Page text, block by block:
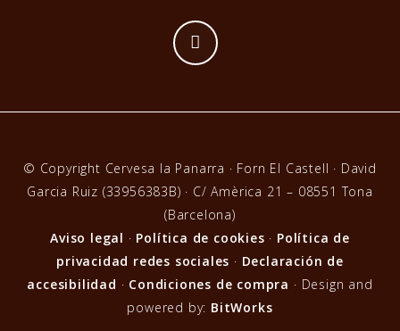
© Copyright Cervesa la Panarra · Forn El Castell · David
Garcia Ruiz (33956383B) · C/ Amèrica 21 – 08551 Tona
(Barcelona)
Aviso legal · Política de cookies · Política de
privacidad redes sociales · Declaración de
accesibilidad · Condiciones de compra · Design and
powered by: BitWorks